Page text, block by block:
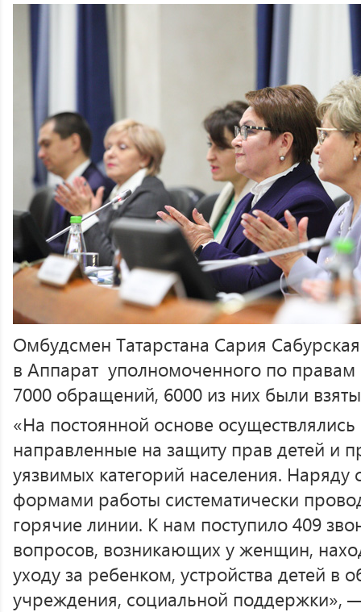
Омбудсмен Татарстана Сария
в Аппарат уполномоченного по правам
7000 обращений, 6000 из них были
«На постоянной основе
направленные на защиту прав детей и
уязвимых категорий населения.
формами работы систематически
горячие линии. К нам поступило 409
вопросов, возникающих у женщин,
уходу за ребенком, устройства детей в
учреждения, социальной поддержки»,